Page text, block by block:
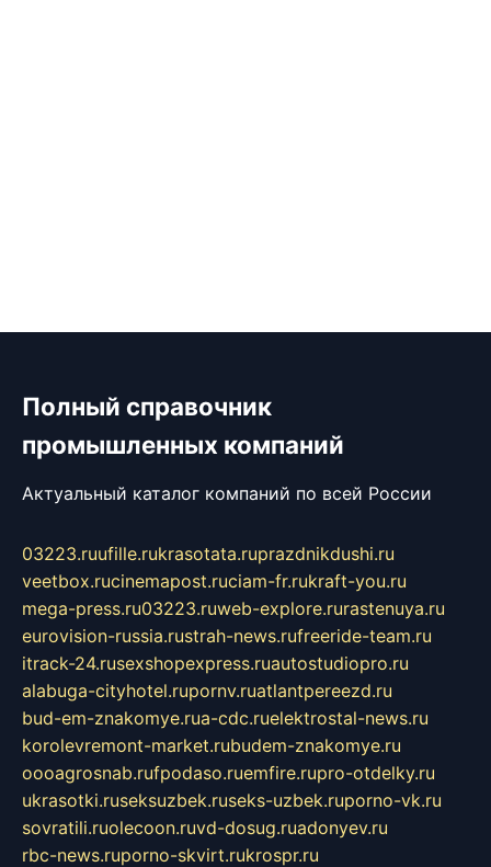
Полный справочник
промышленных компаний
Актуальный каталог компаний по всей России
03223.ruufille.rukrasotata.ruprazdnikdushi.ru
veetbox.rucinemapost.ruciam-fr.rukraft-you.ru
mega-press.ru03223.ruweb-explore.rurastenuya.ru
eurovision-russia.rustrah-news.rufreeride-team.ru
itrack-24.rusexshopexpress.ruautostudiopro.ru
alabuga-cityhotel.rupornv.ruatlantpereezd.ru
bud-em-znakomye.rua-cdc.ruelektrostal-news.ru
korolevremont-market.rubudem-znakomye.ru
oooagrosnab.rufpodaso.ruemfire.rupro-otdelky.ru
ukrasotki.ruseksuzbek.ruseks-uzbek.ruporno-vk.ru
sovratili.ruolecoon.ruvd-dosug.ruadonyev.ru
rbc-news.ruporno-skvirt.rukrospr.ru